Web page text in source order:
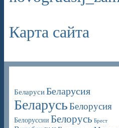
Карта сайта
БеларусиБеларусия
БеларусьБелорусия
Белоруссии Белорусь Брест